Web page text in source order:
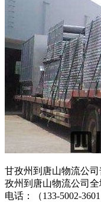
甘孜州到唐山物流公
孜州到唐山物流公司
电话：（133-5002-